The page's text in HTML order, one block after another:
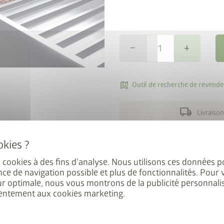
à des fins d'analyse. Nous utilisons ces données
de navigation possible et plus de fonctionnalités. Pour
optimale, nous vous montrons de la publicité
aux cookies marketing.
remove add
map_search Outil de recherche de
local_shipping
Le sol intermédiaire réduit
du matériau de remplissage
pose lors du montage sur
garantir l'écoulement de
intermédiaire est perméable.
Panorama, HighLine,
de 50% de réduction
l’abri de jardin et le